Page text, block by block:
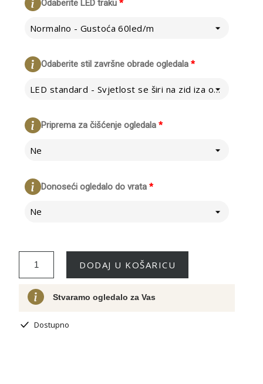
*
Odaberite LED traku
Normalno - Gustoća 60led/m
*
Odaberite stil završne obrade ogledala
LED standard - Svjetlost se širi na zid iza ogledala
*
Priprema za čišćenje ogledala
Ne
*
Donoseći ogledalo do vrata
Ne
DODAJ U KOŠARICU
Stvaramo ogledalo za Vas
Dostupno